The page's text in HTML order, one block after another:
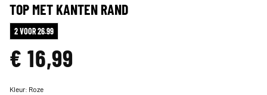
TOP MET KANTEN RAND
2 VOOR 26.99
€ 16,99
Kleur: Roze